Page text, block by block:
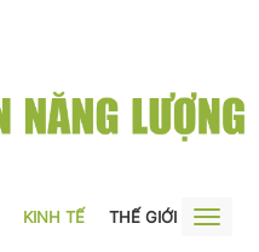
KINH TẾ THẾ GIỚI
Toggle